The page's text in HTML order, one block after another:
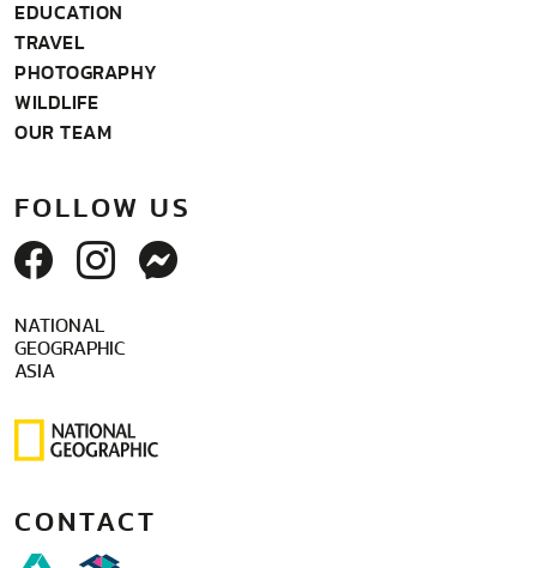
EDUCATION
TRAVEL
PHOTOGRAPHY
WILDLIFE
OUR TEAM
FOLLOW US
NATIONAL
GEOGRAPHIC
ASIA
CONTACT